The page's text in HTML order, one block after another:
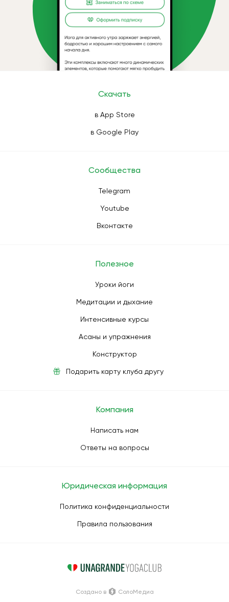
Скачать
в App Store
в Google Play
Сообщества
Telegram
Youtube
Вконтакте
Полезное
Уроки йоги
Медитации и дыхание
Интенсивные курсы
Асаны и упражнения
Конструктор
Подарить карту клуба другу
Компания
Написать нам
Ответы на вопросы
Юридическая информация
Политика конфиденциальности
Правила пользования
Создано в СолоМедиа